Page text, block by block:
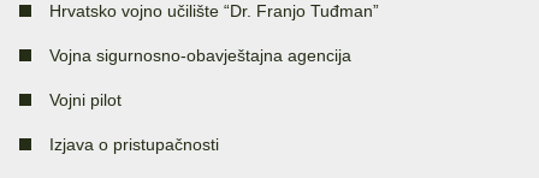
Hrvatsko vojno učilište “Dr. Franjo Tuđman”
Vojna sigurnosno-obavještajna agencija
Vojni pilot
Izjava o pristupačnosti